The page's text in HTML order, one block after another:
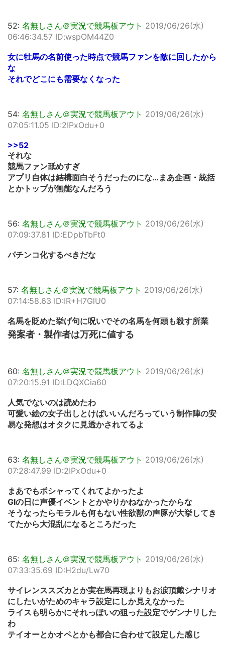
52: 名無しさん＠実況で競馬板アウト 2019/06/26(水)
06:46:34.57 ID:wspOM44Z0
女に牡馬の名前使った時点で競馬ファンを敵に回したから
な
それでどこにも需要なくなった
54: 名無しさん＠実況で競馬板アウト 2019/06/26(水)
07:05:11.05 ID:2IPxOdu+0
>>52
それな
競馬ファン舐めすぎ
アプリ自体は結構面白そうだったのにな…まあ企画・統括
とかトップが無能なんだろう
56: 名無しさん＠実況で競馬板アウト 2019/06/26(水)
07:09:37.81 ID:EDpbTbFt0
パチンコ化するべきだな
57: 名無しさん＠実況で競馬板アウト 2019/06/26(水)
07:14:58.63 ID:IR+H7GlU0
名馬を貶めた挙げ句に呪いでその名馬を何頭も殺す所業
発案者・製作者は万死に値する
60: 名無しさん＠実況で競馬板アウト 2019/06/26(水)
07:20:15.91 ID:LDQXCia60
人気でないのは読めたわ
可愛い絵の女子出しとけばいいんだろっていう制作陣の安
易な発想はオタクに見透かされてるよ
63: 名無しさん＠実況で競馬板アウト 2019/06/26(水)
07:28:47.99 ID:2IPxOdu+0
まあでもポシャってくれてよかったよ
GIの日に声優イベントとかやりかねなかったからな
そうなったらモラルも何もない性欲獣の声豚が大挙してき
てたから大混乱になるところだった
65: 名無しさん＠実況で競馬板アウト 2019/06/26(水)
07:33:35.69 ID:H2du/Lw70
サイレンススズカとか実在馬再現よりもお涙頂戴シナリオ
にしたいがためのキャラ設定にしか見えなかった
ライスも明らかにそれっぽいの狙った設定でゲンナリした
わ
テイオーとかオペとかも都合に合わせて設定した感じ